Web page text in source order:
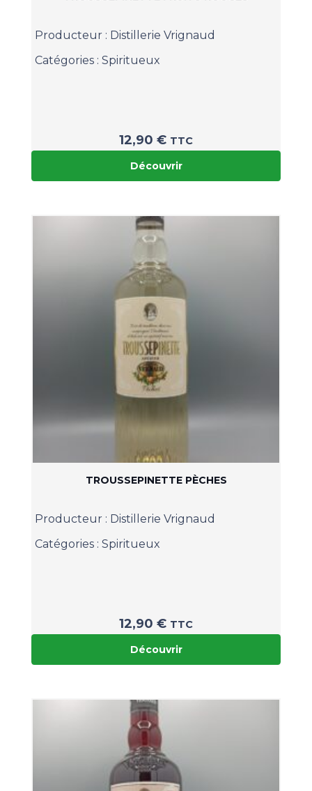
Producteur : Distillerie Vrignaud
Catégories : Spiritueux
12,90 € TTC
Découvrir
TROUSSEPINETTE PÈCHES
Producteur : Distillerie Vrignaud
Catégories : Spiritueux
12,90 € TTC
Découvrir